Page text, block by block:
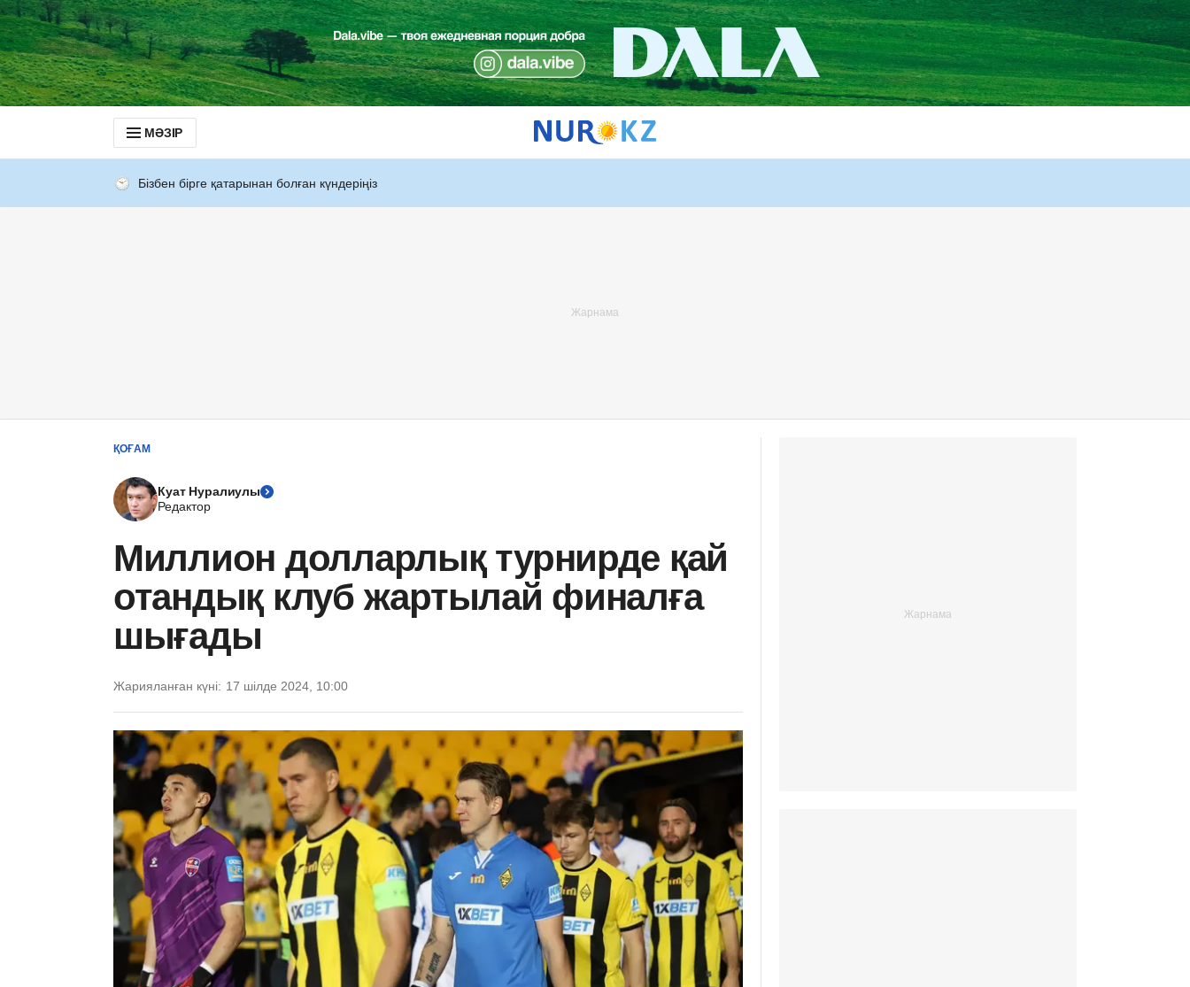
МӘЗІР
Бізбен бірге қатарынан болған күндеріңіз
ҚОҒАМ
Куат Нуралиулы
Редактор
Миллион долларлық турнирде қай
отандық клуб жартылай финалға
шығады
Жарияланған күні: 17 шілде 2024, 10:00